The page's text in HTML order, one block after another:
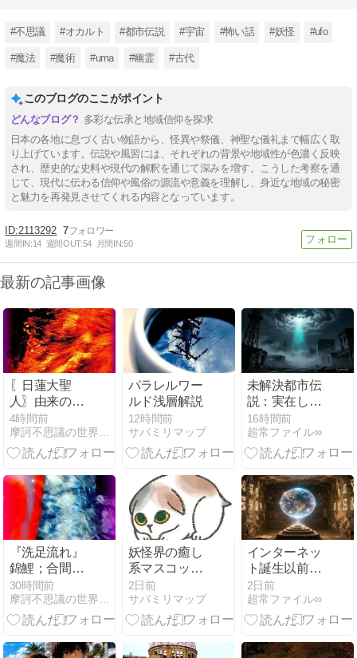
#不思議 #オカルト #都市伝説 #宇宙 #怖い話 #妖怪 #ufo
#魔法 #魔術 #uma #幽霊 #古代
このブログのここがポイント
多彩な伝承と地域信仰を探求
日本の各地に息づく古い物語から、怪異や祭儀、神聖な儀礼まで幅広く取
り上げています。伝説や風習には、それぞれの背景や地域性が色濃く反映
され、歴史的な史料や現代の解釈を通じて深みを増す。こうした考察を通
じて、現代に伝わる信仰や風俗の源流や意義を理解し、身近な地域の秘密
と魅力を再発見させてくれる内容となっています。
2113292 7
週間IN:14 週間OUT:54 月間IN:50
最新の記事画像
〖日蓮大聖
人〗由来の清
流に【龍神
様】出現
4時間前
パラレルワー
ルド浅層解説
12時間前
サバミリマップ
未解決都市伝
説：実在した
かもしれない
超常現象の真
相
16時間前
超常ファイル∞
『洗足流れ』
錦鯉；合間に
素敵な【精
霊】出現❣
30時間前
妖怪界の癒し
系マスコッ
ト！すねこす
りの正体を検
証
2日前
サバミリマップ
インターネッ
ト誕生以前か
ら存在した未
来予言
2日前
超常ファイル∞